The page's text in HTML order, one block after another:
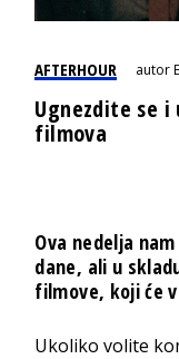
AFTERHOUR autor
Ugnezdite se
filmova
Ova nedelja
dane, ali u
filmove, koji će
Ukoliko volite